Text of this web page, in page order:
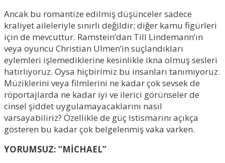
Ancak bu romantize edilmiş düşünceler sadece
kraliyet aileleriyle sınırlı değildir; diğer kamu figürleri
için de mevcuttur. Ramstein’dan Till Lindemann’ın
veya oyuncu Christian Ulmen’in suçlandıkları
eylemleri işlemediklerine kesinlikle ikna olmuş sesleri
hatırlıyoruz. Oysa hiçbirimiz bu insanları tanımıyoruz.
Müziklerini veya filmlerini ne kadar çok sevsek de
röportajlarda ne kadar iyi ve ilerici görünseler de
cinsel şiddet uygulamayacaklarını nasıl
varsayabiliriz? Özellikle de güç istismarını açıkça
gösteren bu kadar çok belgelenmiş vaka varken.
YORUMSUZ: “MİCHAEL”